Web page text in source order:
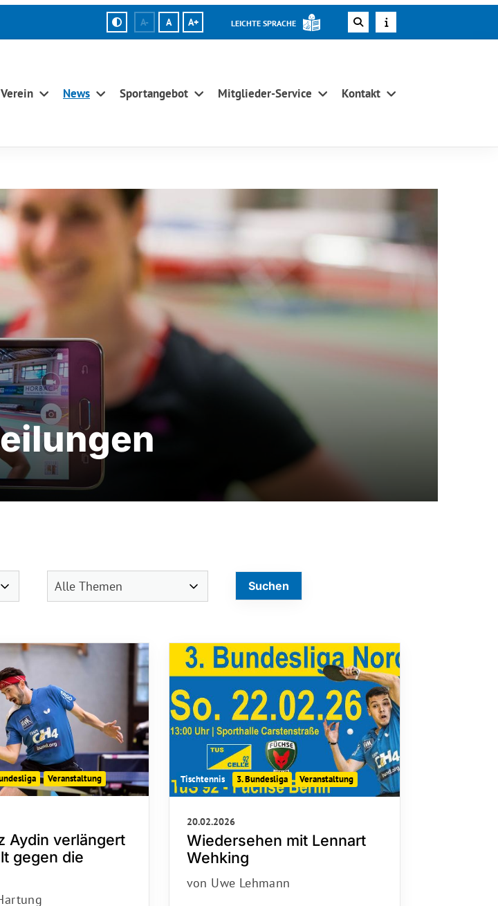
A- A A+ LEICHTE SPRACHE
News Sportangebot Mitglieder-Service Kontakt
Veranstaltung
Aydin verlängert
gegen die
Tischtennis 3. Bundesliga Veranstaltung
20.02.2026
Wiedersehen mit Lennart
Wehking
von Uwe Lehmann
Geschäftsstelle
TuS Celle 92
29225 Celle
0 51 41 / 4 26 76
hallo@tus92.de